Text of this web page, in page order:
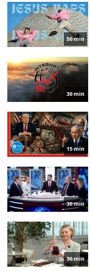
50 min
30 min
15 min
30 min
30 min